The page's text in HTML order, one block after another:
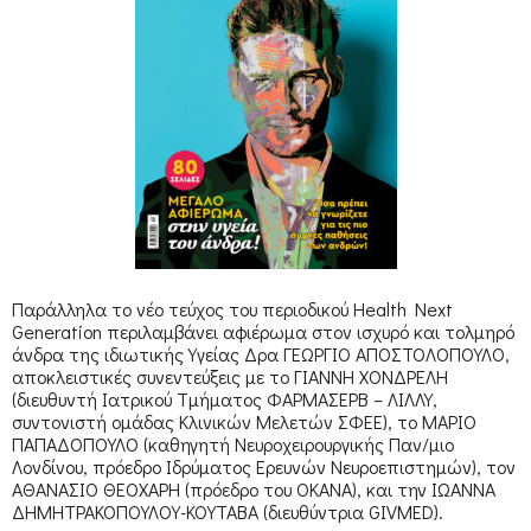
Παράλληλα το νέο τεύχος του περιοδικού Health Next
Generation περιλαμβάνει αφιέρωμα στον ισχυρό και τολμηρό
άνδρα της ιδιωτικής Υγείας Δρα ΓΕΩΡΓΙΟ ΑΠΟΣΤΟΛΟΠΟΥΛΟ,
αποκλειστικές συνεντεύξεις με το ΓΙΑΝΝΗ ΧΟΝΔΡΕΛΗ
(διευθυντή Ιατρικού Τμήματος ΦΑΡΜΑΣΕΡΒ – ΛΙΛΛΥ,
συντονιστή ομάδας Κλινικών Μελετών ΣΦΕΕ), το ΜΑΡΙΟ
ΠΑΠΑΔΟΠΟΥΛΟ (καθηγητή Νευροχειρουργικής Παν/μιο
Λονδίνου, πρόεδρο Ιδρύματος Ερευνών Νευροεπιστημών), τον
ΑΘΑΝΑΣΙΟ ΘΕΟΧΑΡΗ (πρόεδρο του ΟΚΑΝΑ), και την ΙΩΑΝΝΑ
ΔΗΜΗΤΡΑΚΟΠΟΥΛΟΥ-ΚΟΥΤΑΒΑ (διευθύντρια GIVMED).